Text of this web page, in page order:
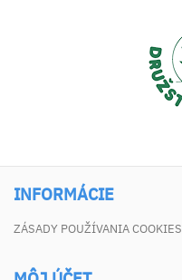
INFORMÁCIE
ZÁSADY POUŽÍVANIA COOKIES